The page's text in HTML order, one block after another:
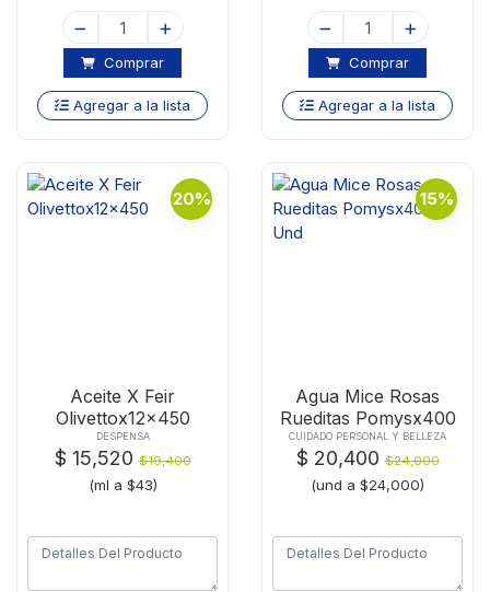
Comprar
Agregar a la lista
Comprar
Agregar a la lista
20%
Aceite X Feir
Olivettox12x450
DESPENSA
$ 15,520$19,400
(ml a $43)
15%
Agua Mice Rosas
Rueditas Pomysx400
Und
CUIDADO PERSONAL Y BELLEZA
$ 20,400$24,000
(und a $24,000)